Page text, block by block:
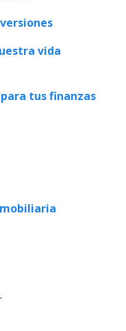
vida
tus finanzas
.